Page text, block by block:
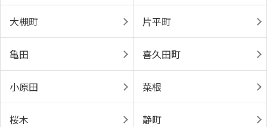
大槻町 片平町
亀田 喜久田町
小原田 菜根
桜木 静町